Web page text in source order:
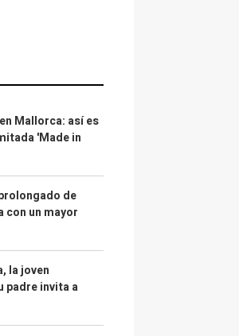
Mallorca: así es
'Made in
de
un mayor
la joven
padre invita a